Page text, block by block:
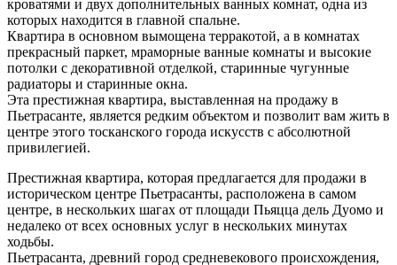
кроватями и двух дополнительных ванных комнат, одна из
которых находится в главной спальне.
Квартира в основном вымощена терракотой, а в комнатах
прекрасный паркет, мраморные ванные комнаты и высокие
потолки с декоративной отделкой, старинные чугунные
радиаторы и старинные окна.
Эта престижная квартира, выставленная на продажу в
Пьетрасанте, является редким объектом и позволит вам жить в
центре этого тосканского города искусств с абсолютной
привилегией.
Престижная квартира, которая предлагается для продажи в
историческом центре Пьетрасанты, расположена в самом
центре, в нескольких шагах от площади Пьяцца дель Дуомо и
недалеко от всех основных услуг в нескольких минутах
ходьбы.
Пьетрасанта, древний город средневекового происхождения,